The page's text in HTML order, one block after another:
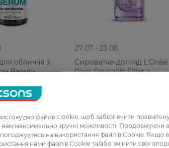
обличчя з
Beauty
27 07 - 23 08
Сироватка-догляд L'Oréal
Paris Revitalift Filler з
файли Cookie, щоб забезпечити
вам максимально зручні можливості. Продовжуючи
на використання файлів Cookie. Якщо
нами файлів Cookie та/або змінити свої